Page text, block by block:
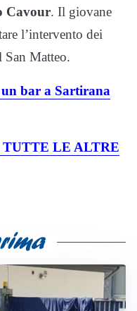
Cavour. Il giovane
l’intervento dei
San Matteo.
un bar a Sartirana
LE ALTRE